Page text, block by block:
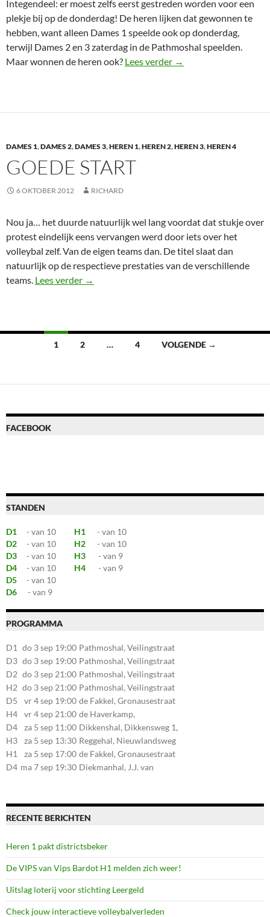
Integendeel: er moest zelfs eerst gestreden worden voor een
plekje bij op de donderdag! De heren lijken dat gewonnen te
hebben, want alleen Dames 1 speelde ook op donderdag,
terwijl Dames 2 en 3 zaterdag in de Pathmoshal speelden.
Maar wonnen de heren ook? Lees verder Herfstvakantie
→
DAMES 1,DAMES 2,DAMES 3,HEREN 1,HEREN 2,HEREN 3,HEREN 4
GOEDE START
6 OKTOBER 2012 RICHARD
Nou ja… het duurde natuurlijk wel lang voordat dat stukje over
protest eindelijk eens vervangen werd door iets over het
volleybal zelf. Van de eigen teams dan. De titel slaat dan
natuurlijk op de respectieve prestaties van de verschillende
teams. Lees verder Goede start
→
Berichten
1 2 … 4 VOLGENDE →
FACEBOOK
STANDEN
D1 - van 10 H1
- van 10
D2
- van 10 H2
- van 10
D3
- van 10 H3
- van 9
D4
- van 10 H4
- van 9
D5
- van 10
D6
- van 9
PROGRAMMA
D1 do 3 sep 19:00 Pathmoshal, Veilingstraat
20, 7545LZ Enschede
D3 do 3 sep 19:00 Pathmoshal, Veilingstraat
20, 7545LZ Enschede
D2 do 3 sep 21:00 Pathmoshal, Veilingstraat
20, 7545LZ Enschede
H2 do 3 sep 21:00 Pathmoshal, Veilingstraat
20, 7545LZ Enschede
D5 vr 4 sep 19:00 de Fakkel, Gronausestraat
107, 7581CE Losser
H4 vr 4 sep 21:00 de Haverkamp,
Stationsstraat 30, 7475AM
Markelo
D4 za 5 sep 11:00 Dikkenshal, Dikkensweg 1,
7641CC Wierden
H3 za 5 sep 13:30 Reggehal, Nieuwlandsweg
1, 7461VP Rijssen
H1 za 5 sep 17:00 de Fakkel, Gronausestraat
107, 7581CE Losser
D4 ma 7 sep 19:30 Diekmanhal, J.J. van
RECENTE BERICHTEN
Heren 1 pakt districtsbeker
De VIPS van Vips Bardot H1 melden zich weer!
Uitslag loterij voor stichting Leergeld
Check jouw interactieve volleybalverleden